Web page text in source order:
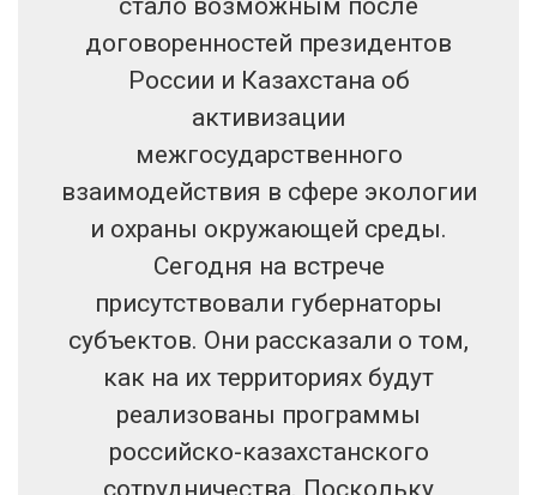
договоренностей президентов
России и Казахстана об
активизации
межгосударственного
взаимодействия в сфере экологии
и охраны окружающей среды.
Сегодня на встрече
присутствовали губернаторы
субъектов. Они рассказали о том,
как на их территориях будут
реализованы программы
российско-казахстанского
сотрудничества. Поскольку